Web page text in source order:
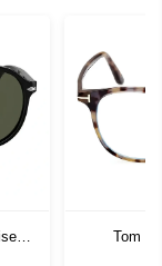
Tom